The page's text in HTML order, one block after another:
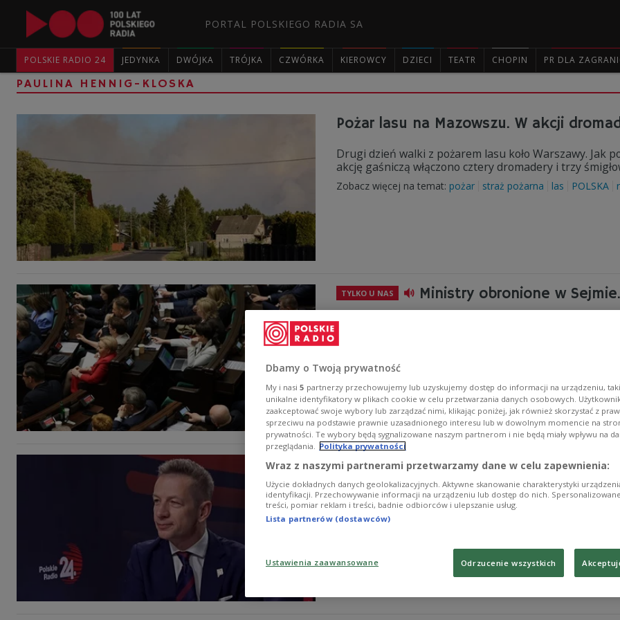
PORTAL POLSKIEGO RADIA SA
POLSKIE RADIO 24 JEDYNKA DWÓJKA TRÓJKA CZWÓRKA KIEROWCY DZIECI TEATR CHOPIN PR DLA
PAULINA HENNIG-KLOSKA
Pożar lasu na Mazowszu. W akcji
Drugi dzień walki z pożarem lasu koło Warszawy. Jak
akcję gaśniczą włączono cztery dromadery i trzy
Zobacz więcej na temat: pożar straż pożarna las POLSKA
TYLKO U NAS Ministry obronione w
Sejm odrzucił wnioski o wotum nieufności wobec
do obrony własnych ministrów i własnego rządu
rządu - ocenił w Polskim Radiu 24 Tomasz Kasprowicz,
Zobacz więcej na temat:
TYLKO U NAS Głosowanie ws. Hennig-
Sejm odrzucił wniosek o wotum nieufności wobec
premier. Bo był szachowany przez opozycję oraz
rozmowa z panią Pełczyńską-Nałęcz poskutkowała i
polityka POLSKA koalicja
Dbamy o Twoją prywatność
My i nasi 5 partnerzy przechowujemy lub uzyskujemy dostęp do informacji na urządzeniu,
unikalne identyfikatory w plikach cookie w celu przetwarzania danych osobowych.
zaakceptować swoje wybory lub zarządzać nimi, klikając poniżej, jak również skorzystać z
sprzeciwu na podstawie prawnie uzasadnionego interesu lub w dowolnym momencie na
prywatności. Te wybory będą sygnalizowane naszym partnerom i nie będą miały wpływu na
przeglądania. Polityka prywatności
Wraz z naszymi partnerami przetwarzamy dane w celu zapewnienia:
Użycie dokładnych danych geolokalizacyjnych. Aktywne skanowanie charakterystyki
identyfikacji. Przechowywanie informacji na urządzeniu lub dostęp do nich.
treści, pomiar reklam i treści, badnie odbiorców i ulepszanie usług.
Lista partnerów (dostawców)
Ustawienia zaawansowane Odrzucenie wszystkich